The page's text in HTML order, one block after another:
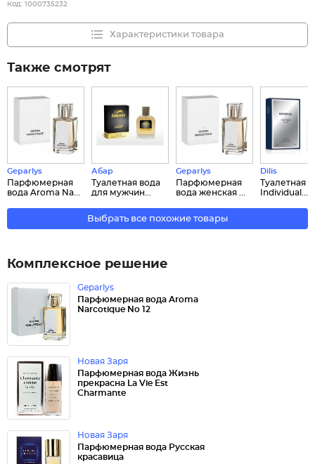
Код: 1000735232
Характеристики товара
Также смотрят
Geparlys
Парфюмерная
вода Aroma Na...
Абар
Туалетная вода
для мужчин...
Geparlys
Парфюмерная
вода женская ...
Dilis
Туалетная
Individual...
Выбрать все похожие товары
Комплексное решение
Geparlys
Парфюмерная вода Aroma
Narcotique No 12
Новая Заря
Парфюмерная вода Жизнь
прекрасна La Vie Est
Charmante
Новая Заря
Парфюмерная вода Русская
красавица